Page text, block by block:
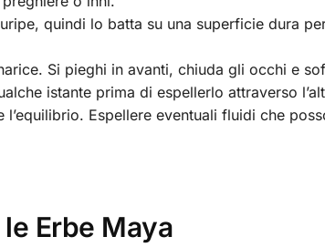
quindi lo batta su una superficie dura
Si pieghi in avanti, chiuda gli occhi e
istante prima di espellerlo attraverso
Espellere eventuali fluidi che
Erbe Maya